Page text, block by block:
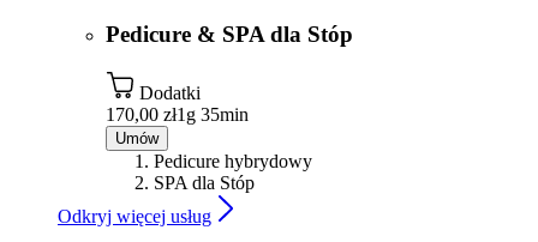
Pedicure & SPA dla Stóp
Dodatki
170,00 zł1g 35min
Umów
Pedicure hybrydowy
SPA dla Stóp
Odkryj więcej usług